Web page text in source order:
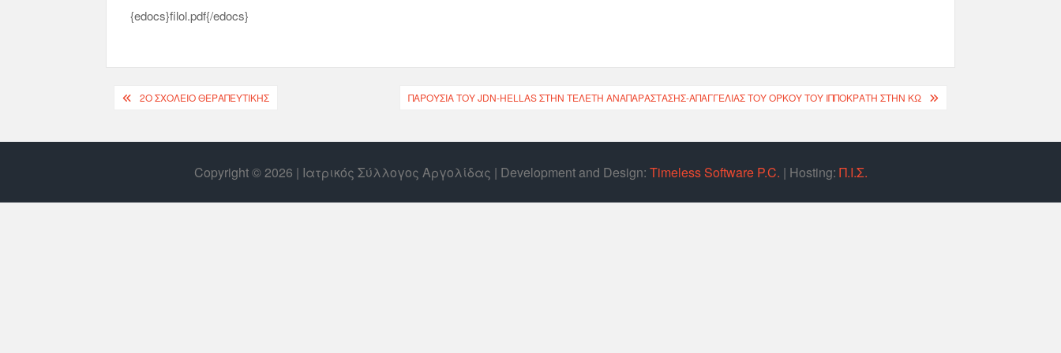
{edocs}filol.pdf{/edocs}
2Ο ΣΧΟΛΕΊΟ ΘΕΡΑΠΕΥΤΙΚΉΣ ΠΑΡΟΥΣΊΑ ΤΟΥ JDN-HELLAS ΣΤΗΝ ΤΕΛΕΤΉ ΑΝΑΠΑΡΆΣΤΑΣΗΣ-ΑΠΑΓΓΕΛΊΑΣ ΤΟΥ ΌΡΚΟΥ ΤΟΥ ΙΠΠΟΚΡΆΤΗ ΣΤΗΝ ΚΩ
Copyright © 2026 | Ιατρικός Σύλλογος Αργολίδας | Develοpment and Design: Timeless Software P.C. | Hosting: Π.Ι.Σ.